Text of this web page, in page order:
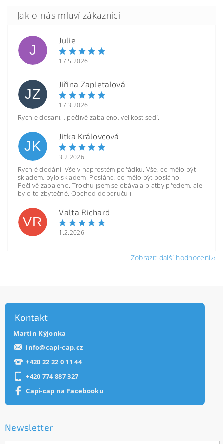
J
Julie
17.5.2026
JZ
Jiřina Zapletalová
17.3.2026
Rychle dosani, , pečlivě zabaleno, velikost sedí.
JK
Jitka Královcová
3.2.2026
Rychlé dodání. Vše v naprostém pořádku. Vše, co mělo být
skladem, bylo skladem. Posláno, co mělo být posláno.
Pečlivě zabaleno. Trochu jsem se obávala platby předem, ale
bylo to zbytečné. Obchod doporučuji.
VR
Valta Richard
1.2.2026
Zobrazit další hodnocení
Kontakt
Martin Kýjonka
info@capi-cap.cz
+420 22 22 0 11 44
+420 774 887 327
Capi-cap na Facebooku
Newsletter